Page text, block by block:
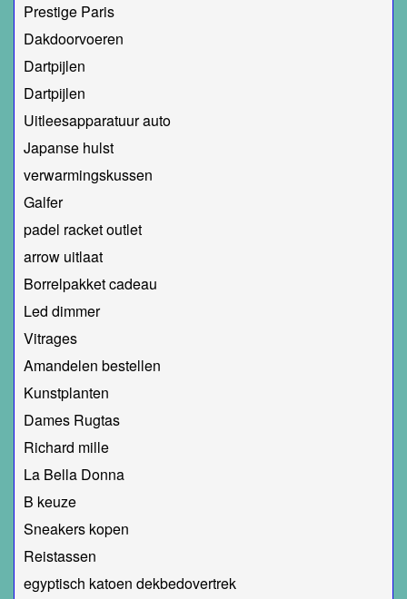
Prestige Paris
Dakdoorvoeren
Dartpijlen
Dartpijlen
Uitleesapparatuur auto
Japanse hulst
verwarmingskussen
Galfer
padel racket outlet
arrow uitlaat
Borrelpakket cadeau
Led dimmer
Vitrages
Amandelen bestellen
Kunstplanten
Dames Rugtas
Richard mille
La Bella Donna
B keuze
Sneakers kopen
Reistassen
egyptisch katoen dekbedovertrek